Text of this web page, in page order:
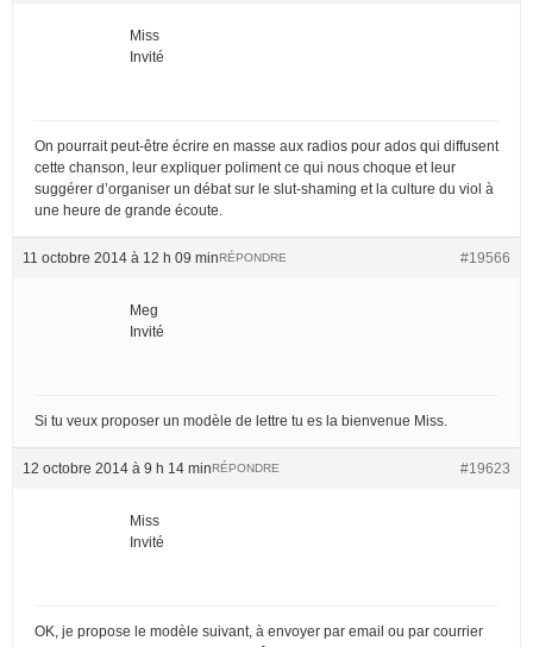
Miss
Invité
On pourrait peut-être écrire en masse aux radios pour ados qui diffusent
cette chanson, leur expliquer poliment ce qui nous choque et leur
suggérer d’organiser un débat sur le slut-shaming et la culture du viol à
une heure de grande écoute.
11 octobre 2014 à 12 h 09 min #19566
RÉPONDRE
Meg
Invité
Si tu veux proposer un modèle de lettre tu es la bienvenue Miss.
12 octobre 2014 à 9 h 14 min #19623
RÉPONDRE
Miss
Invité
OK, je propose le modèle suivant, à envoyer par email ou par courrier